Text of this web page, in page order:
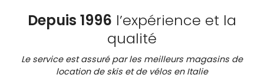
Depuis 1996 l’expérience et la
qualité
Le service est assuré par les meilleurs magasins de
location de skis et de vélos en Italie